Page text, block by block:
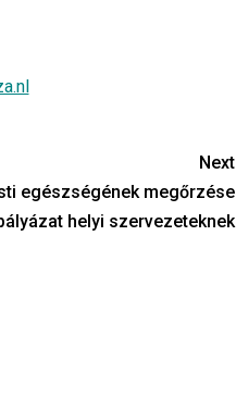
Next
egészségének megőrzése
helyi szervezeteknek